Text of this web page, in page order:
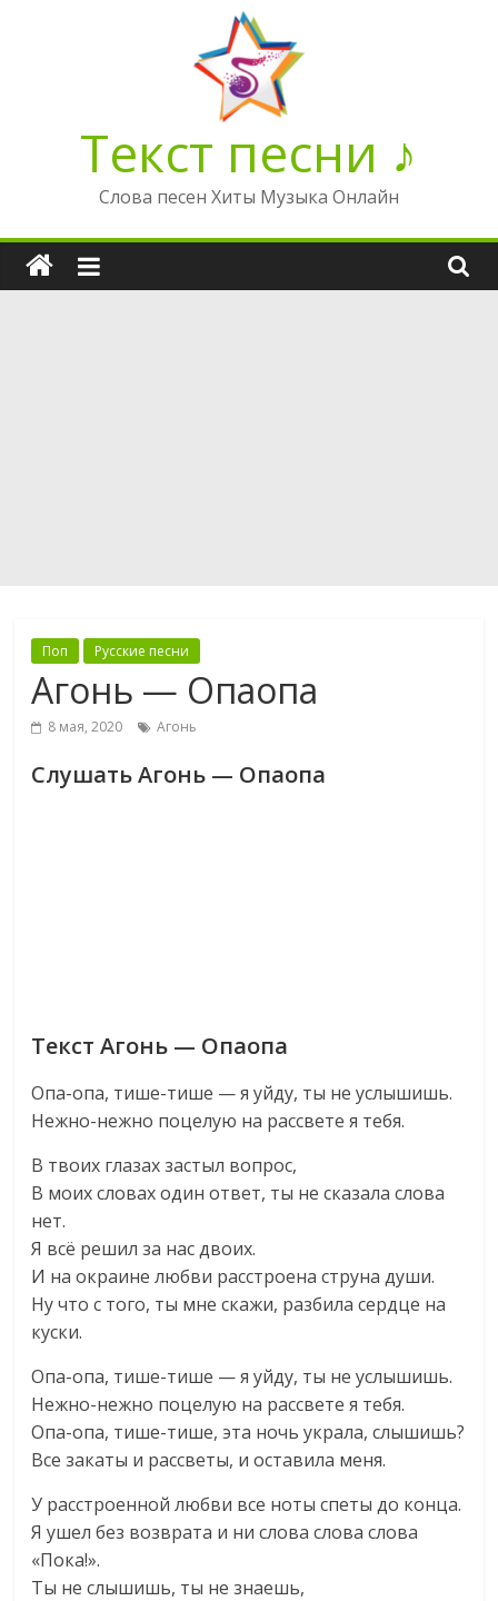
Текст песни ♪
Слова песен Хиты Музыка Онлайн
Поп Русские песни
Агонь — Опаопа
8 мая, 2020 Агонь
Слушать Агонь — Опаопа
Текст Агонь — Опаопа
Опа-опа, тише-тише — я уйду, ты не услышишь.
Нежно-нежно поцелую на рассвете я тебя.
В твоих глазах застыл вопрос,
В моих словах один ответ, ты не сказала слова
нет.
Я всё решил за нас двоих.
И на окраине любви расстроена струна души.
Ну что с того, ты мне скажи, разбила сердце на
куски.
Опа-опа, тише-тише — я уйду, ты не услышишь.
Нежно-нежно поцелую на рассвете я тебя.
Опа-опа, тише-тише, эта ночь украла, слышишь?
Все закаты и рассветы, и оставила меня.
У расстроенной любви все ноты спеты до конца.
Я ушел без возврата и ни слова слова слова
«Пока!».
Ты не слышишь, ты не знаешь,